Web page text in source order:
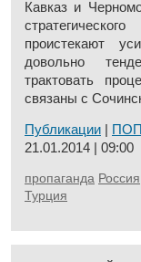
Кавказ и
проистекают
довольно
трактовать
связаны с
Публикации
21.01.2014 | 09:00
пропаганда Россия
Турция